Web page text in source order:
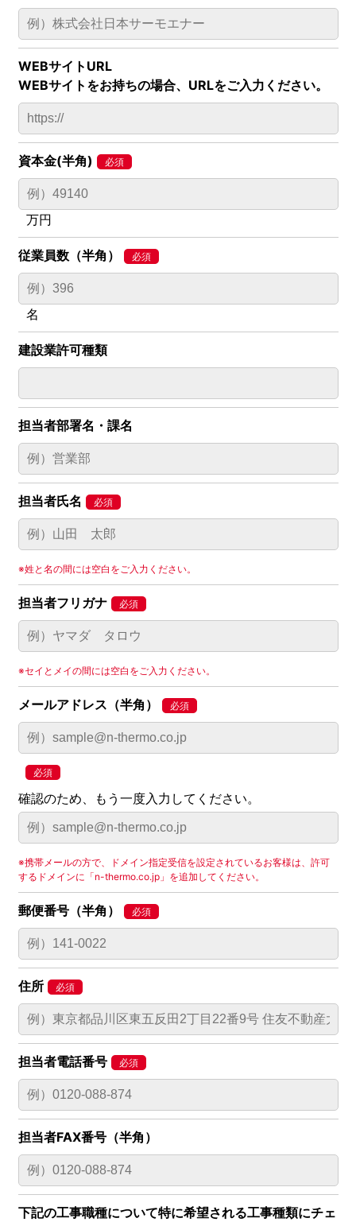
WEBサイトURL
WEBサイトをお持ちの場合、URLをご入力ください。
資本金(半角)
万円
従業員数（半角）
名
建設業許可種類
担当者部署名・課名
担当者氏名
※姓と名の間には空白をご入力ください。
担当者フリガナ
※セイとメイの間には空白をご入力ください。
メールアドレス（半角）
確認のため、もう一度入力してください。
※携帯メールの方で、ドメイン指定受信を設定されているお客様は、許可
するドメインに「n-thermo.co.jp」を追加してください。
郵便番号（半角）
住所
担当者電話番号
担当者FAX番号（半角）
下記の工事職種について特に希望される工事種類にチェ